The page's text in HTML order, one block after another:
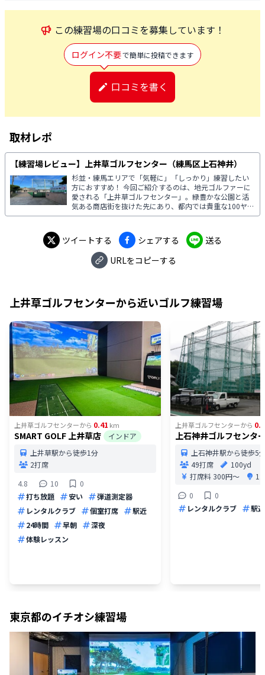
この練習場の口コミを募集しています！
ログイン不要で簡単に投稿できます
口コミを書く
取材レポ
【練習場レビュー】上井草ゴルフセンター（練馬区上石神井）
杉並・練馬エリアで「気軽に」「しっかり」練習したい
方におすすめ！ 今回ご紹介するのは、地元ゴルファーに
愛される「上井草ゴルフセンター」。緑豊かな公園と活
気ある商店街を抜けた先にあり、都内では貴重な100ヤー
ド超のレンジを備えた本格的なゴルフ練習場です。西武
台分の専用駐車場も完備されており、車でも電車でもア
クセスしやすいのが魅力です。
ツイートする シェアする
送る
URLをコピーする
上井草ゴルフセンターから近いゴルフ練習場
上井草ゴルフセンターから 0.41 km
SMART GOLF 上井草店
インドア
上井草駅から徒歩1分
2打席
4.8
10
0
打ち放題
安い
弾道測定器
レンタルクラブ
個室打席
駅近
24時間
早朝
深夜
体験レッスン
上井草ゴルフセンターから 0.9
上石神井ゴルフセンタ
上石神井駅から徒歩5
49打席
100yd
打席料300円〜
0
0
レンタルクラブ
駅近
東京都のイチオシ練習場